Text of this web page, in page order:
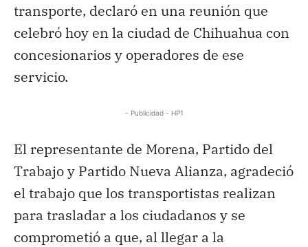
transporte, declaró en una reunión que
celebró hoy en la ciudad de Chihuahua con
concesionarios y operadores de ese
servicio.
- Publicidad - HP1
El representante de Morena, Partido del
Trabajo y Partido Nueva Alianza, agradeció
el trabajo que los transportistas realizan
para trasladar a los ciudadanos y se
comprometió a que, al llegar a la